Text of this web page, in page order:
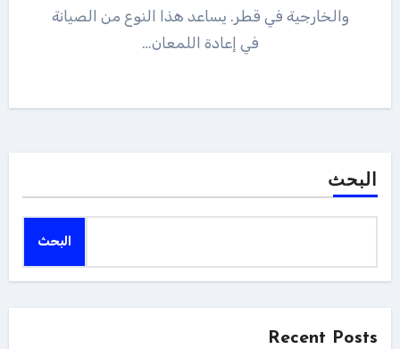
والخارجية في قطر. يساعد هذا النوع من الصيانة
في إعادة اللمعان…
البحث
البحث
Recent Posts